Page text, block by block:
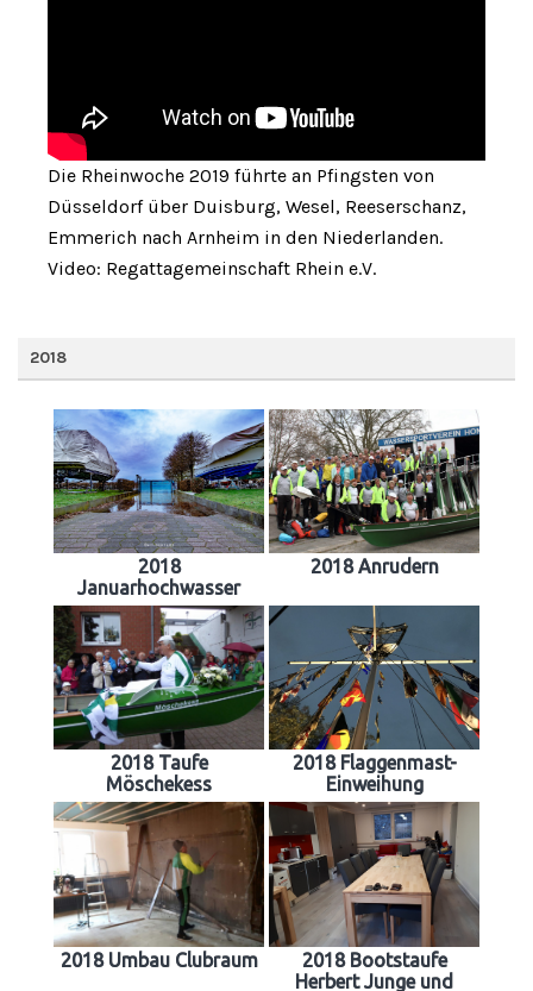
Die Rheinwoche 2019 führte an Pfingsten von
Düsseldorf über Duisburg, Wesel, Reeserschanz,
Emmerich nach Arnheim in den Niederlanden.
Video: Regattagemeinschaft Rhein e.V.
2018
2018
Januarhochwasser
2018 Anrudern
2018 Taufe
Möschekess
2018 Flaggenmast-
Einweihung
2018 Umbau Clubraum
2018 Bootstaufe
Herbert Junge und